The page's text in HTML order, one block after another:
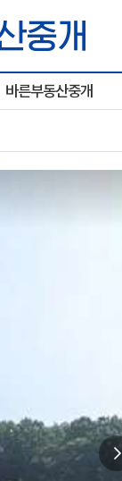
바른부동산중개